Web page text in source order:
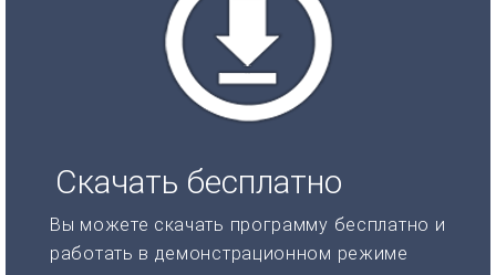
Скачать бесплатно
Вы можете скачать программу бесплатно и
работать в демонстрационном режиме